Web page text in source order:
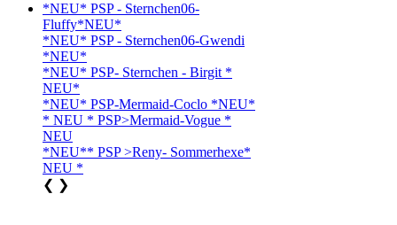
*NEU* PSP - Sternchen06-
Fluffy*NEU*
*NEU* PSP - Sternchen06-Gwendi
*NEU*
*NEU* PSP- Sternchen - Birgit *
NEU*
*NEU* PSP-Mermaid-Coclo *NEU*
* NEU * PSP>Mermaid-Vogue *
NEU
*NEU** PSP >Reny- Sommerhexe*
NEU *
❮ ❯